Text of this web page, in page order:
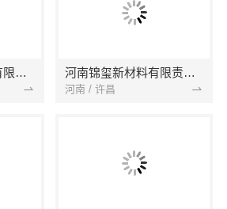
湖南美学筑家建材有限公司 河南锦玺新材料有限责任公司
河南 / 许昌